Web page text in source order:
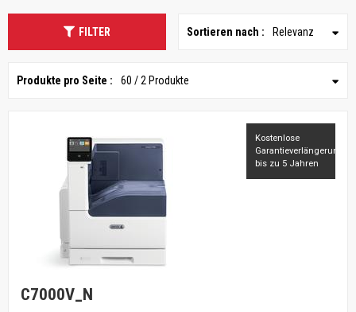
FILTER Sortieren nach : Relevanz
Produkte pro Seite : 60 / 2 Produkte
Kostenlose
Garantieverlängerung
bis zu 5 Jahren
C7000V_N